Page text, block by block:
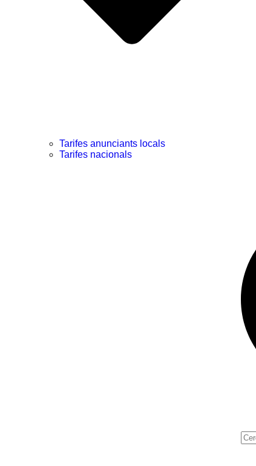
Tarifes anunciants locals
Tarifes nacionals